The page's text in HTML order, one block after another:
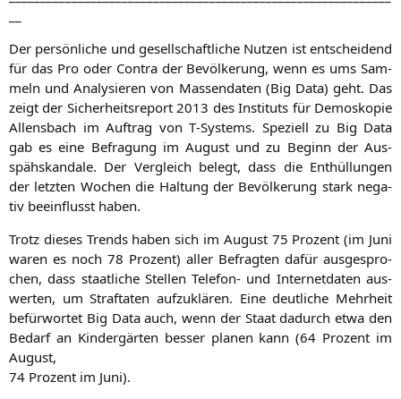
Der per­sön­li­che und gesell­schaft­li­che Nut­zen ist ent­schei­dend
für das Pro oder Con­tra der Bevöl­ke­rung, wenn es ums Sam­
meln und Ana­ly­sie­ren von Mas­sen­da­ten (Big Data) geht. Das
zeigt der Sicher­heits­re­port 2013 des Insti­tuts für Demo­sko­pie
Allens­bach im Auf­trag von T‑Systems. Spe­zi­ell zu Big Data
gab es eine Befra­gung im August und zu Beginn der Aus­
späh­skan­da­le. Der Ver­gleich belegt, dass die Ent­hül­lun­gen
der letz­ten Wochen die Hal­tung der Bevöl­ke­rung stark nega­
tiv beein­flusst haben.
Trotz die­ses Trends haben sich im August 75 Pro­zent (im Juni
waren es noch 78 Pro­zent) aller Befrag­ten dafür aus­ge­spro­
chen, dass staat­li­che Stel­len Tele­fon- und Inter­net­da­ten aus­
wer­ten, um Straf­ta­ten auf­zu­klä­ren. Eine deut­li­che Mehr­heit
befür­wor­tet Big Data auch, wenn der Staat dadurch etwa den
Bedarf an Kin­der­gär­ten bes­ser pla­nen kann (64 Pro­zent im
August,
74 Pro­zent im Juni).